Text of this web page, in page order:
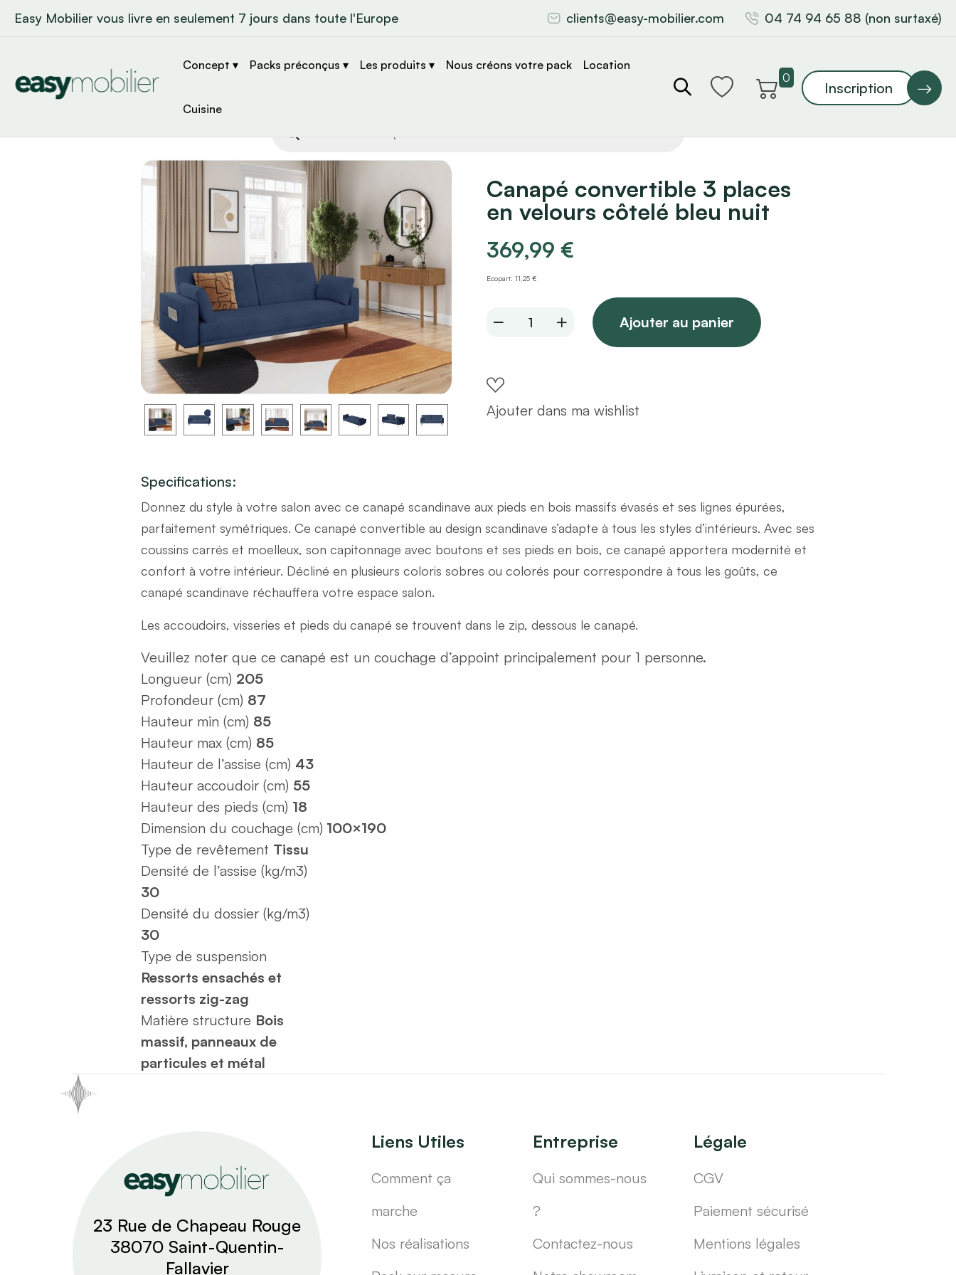
Easy Mobilier vous livre en seulement 7 jours dans toute l'Europe clients@easy-mobilier.com 04 74 94 65 88 (non surtaxé)
0
Inscription
Concept ▾ Packs préconçus ▾ Les produits ▾ Nous créons votre pack Location
Cuisine
de
Canapé convertible 3 places
en velours côtelé bleu nuit
369,99 €
Ecopart: 11,25 €
Canapé
places
en
velours
quantity
Ajouter au panier
Ajouter dans ma wishlist
Specifications:
Donnez du style à votre salon avec ce canapé scandinave aux pieds en bois massifs évasés et ses lignes épurées,
parfaitement symétriques. Ce canapé convertible au design scandinave s’adapte à tous les styles d’intérieurs. Avec ses
coussins carrés et moelleux, son capitonnage avec boutons et ses pieds en bois, ce canapé apportera modernité et
confort à votre intérieur. Décliné en plusieurs coloris sobres ou colorés pour correspondre à tous les goûts, ce
canapé scandinave réchauffera votre espace salon.
Les accoudoirs, visseries et pieds du canapé se trouvent dans le zip, dessous le canapé.
Veuillez noter que ce canapé est un couchage d’appoint principalement pour 1 personne.
Longueur (cm) 205
Profondeur (cm) 87
Hauteur min (cm) 85
Hauteur max (cm) 85
Hauteur de l’assise (cm) 43
Hauteur accoudoir (cm) 55
Hauteur des pieds (cm) 18
Dimension du couchage (cm) 100×190
Type de revêtement Tissu
Densité de l’assise (kg/m3)
30
Densité du dossier (kg/m3)
30
Type de suspension
Ressorts ensachés et
ressorts zig-zag
Matière structure Bois
massif, panneaux de
particules et métal
23 Rue de Chapeau Rouge
38070 Saint-Quentin-
Fallavier
Liens Utiles
Comment ça
marche
Nos réalisations
Entreprise
Qui sommes-nous
?
Contactez-nous
Légale
CGV
Paiement sécurisé
Mentions légales